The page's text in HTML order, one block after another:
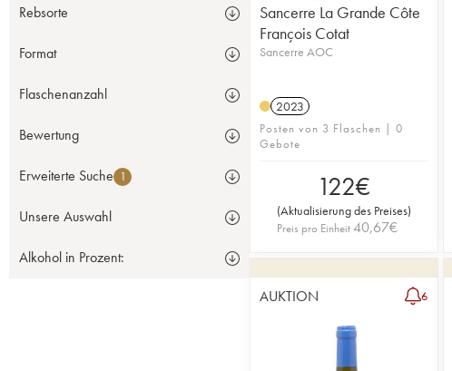
Rebsorte
Format
Flaschenanzahl
Bewertung
Erweiterte Suche 1
Unsere Auswahl
Alkohol in Prozent:
Sancerre La Grande Côte
François Cotat
Sancerre AOC
2023
Posten von 3 Flaschen | 0
Gebote
122€
(Aktualisierung des Preises)
Preis pro Einheit40,67€
AUKTION 6